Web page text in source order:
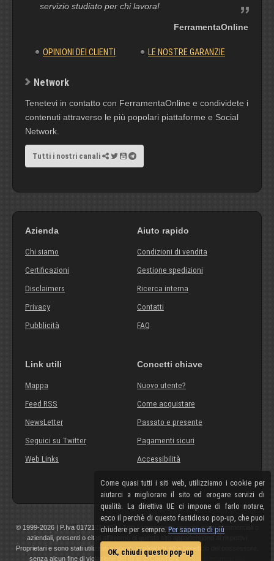
Come quasi tutti i siti web, utilizziamo i cookie per
aiutarci a migliorare il sito ed erogare servizi di
qualità. La direttiva UE ci impone di farlo notare,
ecco il perchè di questo fastidioso pop-up, che puoi
chiudere per sempre.Per saperne di più
OK, chiudi questo pop-up
servizio studiato per chi lavora!
FerramentaOnline
OPINIONI DEI CLIENTI LE NOSTRE GARANZIE
Network
Tenetevi in contatto con FerramentaOnline e condividete i
contenuti attraverso le più popolari piattaforme e Social
Network.
Tutti i nostri canali
Azienda
Chi siamo
Certificazioni
Disclaimers
Privacy
Pubblicità
Aiuto rapido
Condizioni di vendita
Gestione spedizioni
Ricerca interna
Contatti
FAQ
Link utili
Mappa
Feed RSS
NewsLetter
Seguici su Twitter
Web Links
Concetti chiave
Nuovo utente?
Come acquistare
Passato e presente
Pagamenti sicuri
Accessibilità
© 1999-2026 | P.Iva 01721210308 | Tutti i componenti, marchi, nomi commerciali o
aziendali, presenti o citati all'interno di questo sito appartengono ai rispettivi
Proprietari e sono stati utilizzati a scopo esplicativo ed a beneficio del possessore,
senza alcun fine di violazione dei diritti di Copyright.
Maggiori informazioni